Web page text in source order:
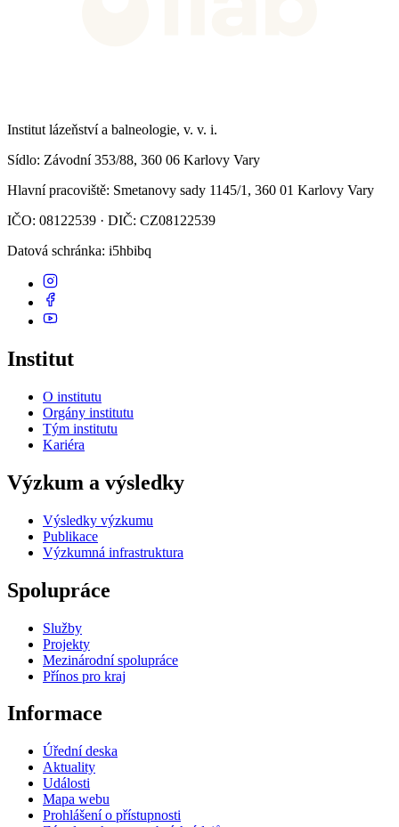
Institut lázeňství a balneologie, v. v. i.
Sídlo: Závodní 353/88, 360 06 Karlovy Vary
Hlavní pracoviště: Smetanovy sady 1145/1, 360 01 Karlovy Vary
IČO: 08122539 · DIČ: CZ08122539
Datová schránka: i5hbibq
Institut
O institutu
Orgány institutu
Tým institutu
Kariéra
Výzkum a výsledky
Výsledky výzkumu
Publikace
Výzkumná infrastruktura
Spolupráce
Služby
Projekty
Mezinárodní spolupráce
Přínos pro kraj
Informace
Úřední deska
Aktuality
Události
Mapa webu
Prohlášení o přístupnosti